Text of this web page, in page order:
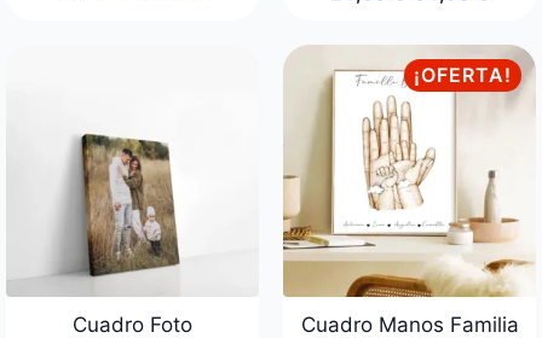
99,90 €
precios:
desde
24,90 €
hasta
54,90 €
Cuadro Foto
¡OFERTA!
Cuadro Manos Familia